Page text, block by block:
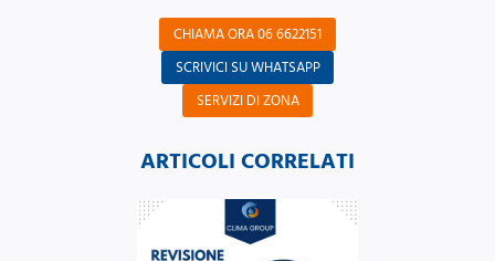
CHIAMA ORA 06 6622151
SCRIVICI SU WHATSAPP
SERVIZI DI ZONA
ARTICOLI CORRELATI